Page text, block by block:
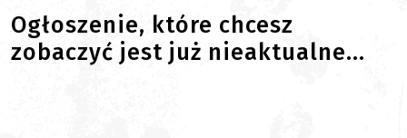
Ogłoszenie, które chcesz
zobaczyć jest już nieaktualne...